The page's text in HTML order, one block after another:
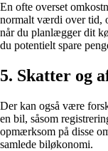
En ofte overset
normalt værdi over tid,
når du planlægger dit
du potentielt spare
5. Skatter og
Der kan også være
en bil, såsom
opmærksom på disse
samlede biløkonomi.